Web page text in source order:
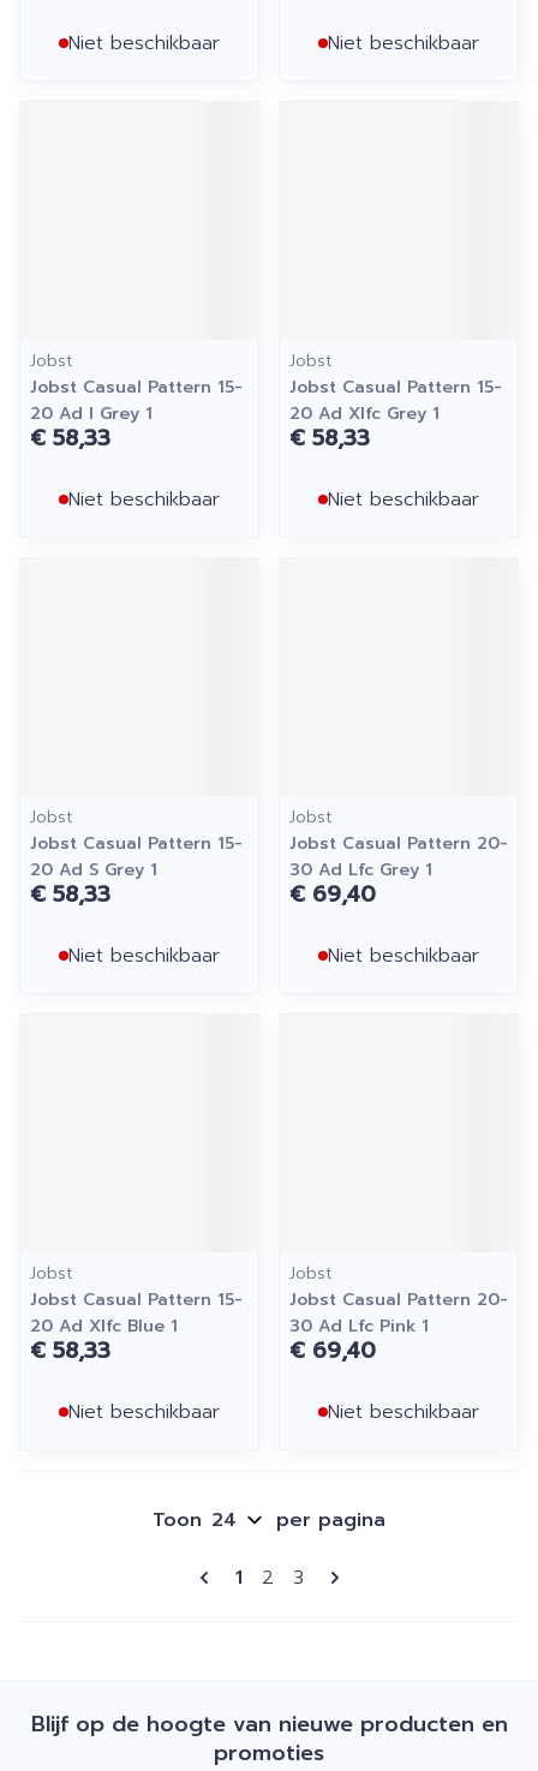
Niet beschikbaar Niet beschikbaar
Jobst
Jobst Casual Pattern 15-
20 Ad l Grey 1
€ 58,33
Niet beschikbaar
Jobst
Jobst Casual Pattern 15-
20 Ad Xlfc Grey 1
€ 58,33
Niet beschikbaar
Jobst
Jobst Casual Pattern 15-
20 Ad S Grey 1
€ 58,33
Niet beschikbaar
Jobst
Jobst Casual Pattern 20-
30 Ad Lfc Grey 1
€ 69,40
Niet beschikbaar
Jobst
Jobst Casual Pattern 15-
20 Ad Xlfc Blue 1
€ 58,33
Niet beschikbaar
Jobst
Jobst Casual Pattern 20-
30 Ad Lfc Pink 1
€ 69,40
Niet beschikbaar
Pagina's
U lees momenteel pagina
1 Pagina
2 Pagina
3
Toon per pagina
Blijf op de hoogte van nieuwe producten en
promoties